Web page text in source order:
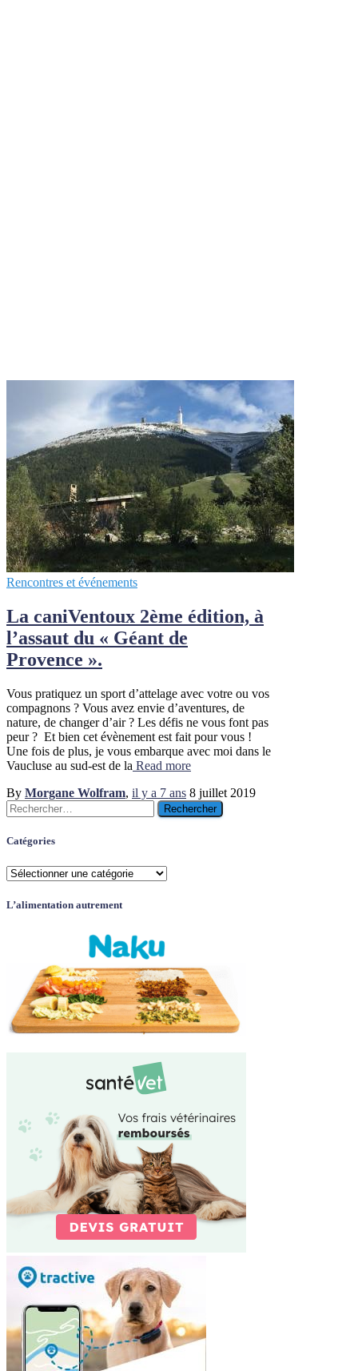
Rencontres et événements
La caniVentoux 2ème édition, à
l’assaut du « Géant de
Provence ».
Vous pratiquez un sport d’attelage avec votre ou vos
compagnons ? Vous avez envie d’aventures, de
nature, de changer d’air ? Les défis ne vous font pas
peur ? Et bien cet évènement est fait pour vous !
Une fois de plus, je vous embarque avec moi dans le
Vaucluse au sud-est de la Read more
By Morgane Wolfram, il y a 7 ans 8 juillet 2019
Rechercher :
Catégories
Catégories
L’alimentation autrement